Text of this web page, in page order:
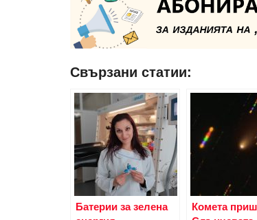
Свързани статии:
Батерии за зелена
Комета